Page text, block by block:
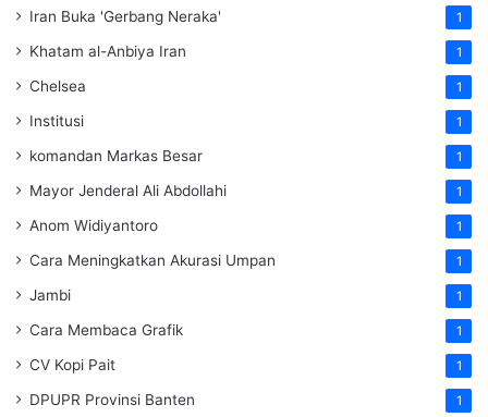
Iran Buka 'Gerbang Neraka' 1
Khatam al-Anbiya Iran 1
Chelsea 1
Institusi 1
komandan Markas Besar 1
Mayor Jenderal Ali Abdollahi 1
Anom Widiyantoro 1
Cara Meningkatkan Akurasi Umpan 1
Jambi 1
Cara Membaca Grafik 1
CV Kopi Pait 1
DPUPR Provinsi Banten 1